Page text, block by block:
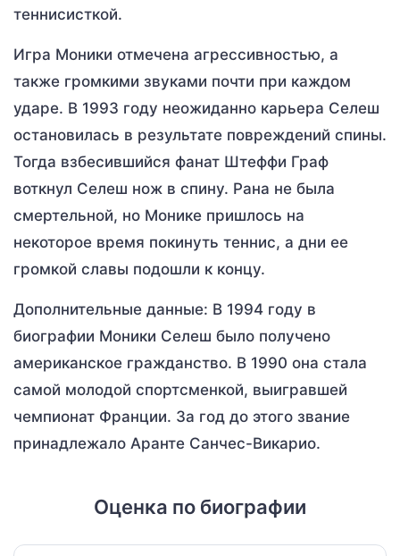
теннисисткой.
Игра Моники отмечена агрессивностью, а
также громкими звуками почти при каждом
ударе. В 1993 году неожиданно карьера Селеш
остановилась в результате повреждений спины.
Тогда взбесившийся фанат Штеффи Граф
воткнул Селеш нож в спину. Рана не была
смертельной, но Монике пришлось на
некоторое время покинуть теннис, а дни ее
громкой славы подошли к концу.
Дополнительные данные: В 1994 году в
биографии Моники Селеш было получено
американское гражданство. В 1990 она стала
самой молодой спортсменкой, выигравшей
чемпионат Франции. За год до этого звание
принадлежало Аранте Санчес-Викарио.
Оценка по биографии